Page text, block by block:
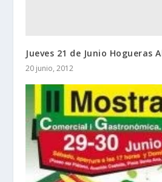
Jueves 21 de Junio Hogueras
20 junio, 2012